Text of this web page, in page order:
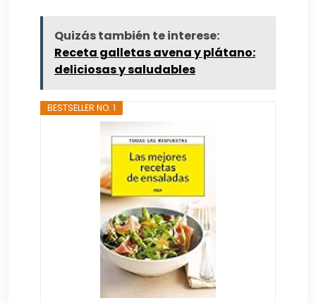
Quizás también te interese:
Receta galletas avena y plátano:
deliciosas y saludables
BESTSELLER NO. 1